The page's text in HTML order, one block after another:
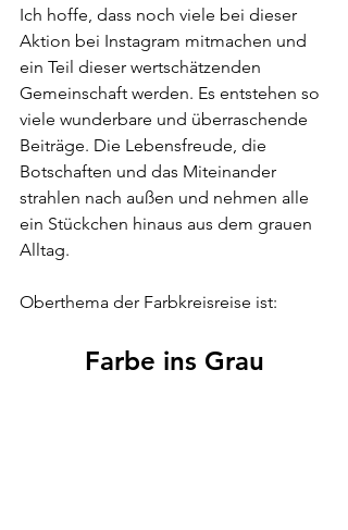
Ich hoffe, dass noch viele bei dieser
Aktion bei Instagram mitmachen und
ein Teil dieser wertschätzenden
Gemeinschaft werden. Es entstehen so
viele wunderbare und überraschende
Beiträge. Die Lebensfreude, die
Botschaften und das Miteinander
strahlen nach außen und nehmen alle
ein Stückchen hinaus aus dem grauen
Alltag.
Oberthema der Farbkreisreise ist:
Farbe ins Grau